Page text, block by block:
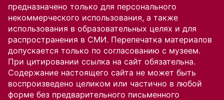
предназначено только для персонального
некоммерческого использования, а также
использования в образовательных целях и для
распространения в СМИ. Перепечатка материалов
допускается только по согласованию с музеем.
При цитировании ссылка на сайт обязательна.
Содержание настоящего сайта не может быть
воспроизведено целиком или частично в любой
форме без предварительного письменного